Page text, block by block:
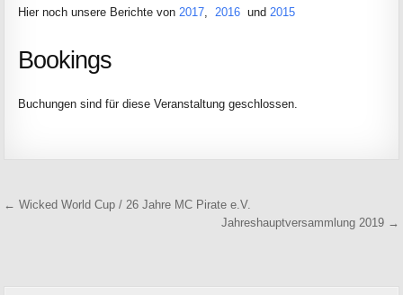
Hier noch unsere Berichte von2017,2016 und2015
Bookings
Buchungen sind für diese Veranstaltung geschlossen.
Beitragsnavigation
← Wicked World Cup / 26 Jahre MC Pirate e.V.
Jahreshauptversammlung 2019 →